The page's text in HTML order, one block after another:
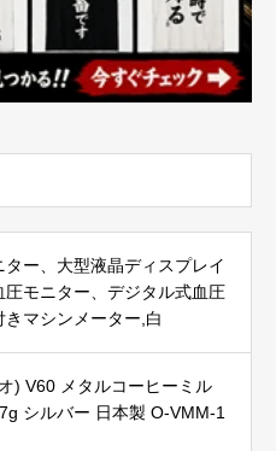
ター、大型液晶ディスプレイ
圧モニター、デジタル式血圧
マシンメーター,白
) V60 メタルコーヒーミル
シルバー 日本製 O-VMM-1